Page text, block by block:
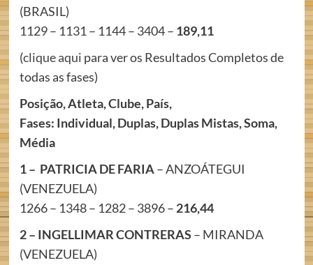
(BRASIL)
1129 – 1131 – 1144 – 3404 – 189,11
(clique aqui para ver os Resultados Completos de
todas as fases)
Posição, Atleta, Clube, País,
Fases: Individual, Duplas, Duplas Mistas, Soma,
Média
1 – PATRICIA DE FARIA– ANZOÁTEGUI
(VENEZUELA)
1266 – 1348 – 1282 – 3896 – 216,44
2 – INGELLIMAR CONTRERAS – MIRANDA
(VENEZUELA)